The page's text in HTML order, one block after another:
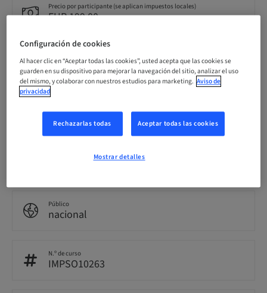
Precio por participante (se aplican impuestos locales)
EUR 199.00
Alemán
8.00 Puntos
Método de entrega
Clase teórica con práctica
Público
nacional
N.º de curso
IMPSO10263
Configuración de cookies
Al hacer clic en “Aceptar todas las cookies”, usted acepta que las cookies se
guarden en su dispositivo para mejorar la navegación del sitio, analizar el uso
del mismo, y colaborar con nuestros estudios para marketing. Aviso de
privacidad
Rechazarlas todas Aceptar todas las cookies
Mostrar detalles